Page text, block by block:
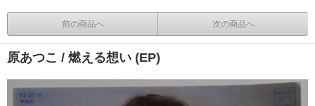
前の商品へ 次の商品へ
原あつこ / 燃える想い (EP)